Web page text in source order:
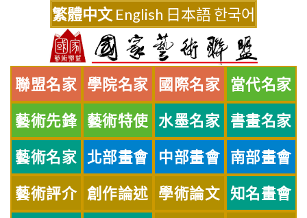
繁體中文 English 日本語한국어
聯盟名家 學院名家 國際名家 當代名家
藝術先鋒 藝術特使 水墨名家 書畫名家
藝術名家 北部畫會 中部畫會 南部畫會
藝術評介 創作論述 學術論文 知名畫會